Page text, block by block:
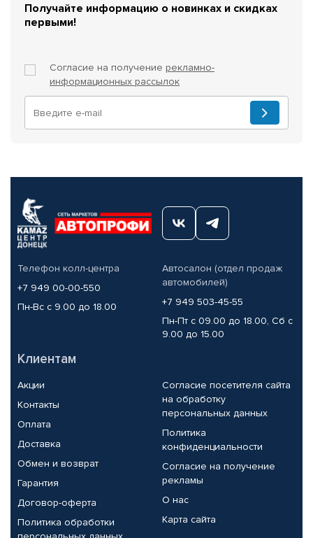
Получайте информацию о новинках и скидках
первыми!
Согласие на получение рекламно-
информационных рассылок
Телефон колл-центра
+7 949 00-00-550
Пн-Вс с 9.00 до 18.00
Автосалон (отдел продаж
автомобилей)
+7 949 503-45-55
Пн-Пт с 09.00 до 18.00, Сб с
9.00 до 15.00
Клиентам
Акции
Контакты
Оплата
Доставка
Обмен и возврат
Гарантия
Договор-оферта
Политика обработки
Согласие посетителя сайта
на обработку
персональных данных
Политика
конфиденциальности
Согласие на получение
рекламы
О нас
Карта сайта